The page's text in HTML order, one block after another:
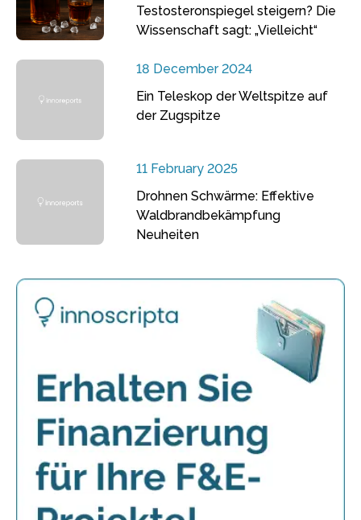
Testosteronspiegel steigern? Die
Wissenschaft sagt: „Vielleicht“
18 December 2024
Ein Teleskop der Weltspitze auf
der Zugspitze
11 February 2025
Drohnen Schwärme: Effektive
Waldbrandbekämpfung
Neuheiten